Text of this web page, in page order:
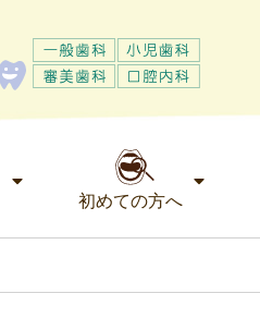
初めての方へ